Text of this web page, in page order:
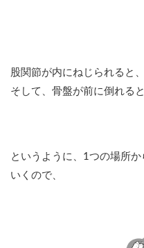
股関節が内にねじられると
そして、骨盤が前に倒れる
というように、1つの場所
いくので、